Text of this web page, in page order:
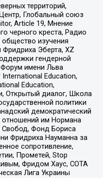
территорий,
Глобальный союз
Article 19, Мнение
черного креста, Радио
изучения
Эберта, XZ
гендерной
имени Льва
Education,
Education,
Открытый диалог, Школа
политики
демократический
им Нормана
Свобод, Фонд Бориса
Фридриха Науманна за
сопротивление,
Прометей, Stop
Фридом Хаус, СОТА
Лига Украины